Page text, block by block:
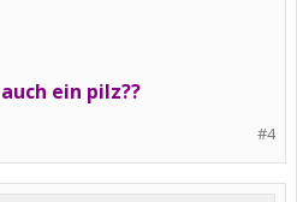
ein pilz??
#4